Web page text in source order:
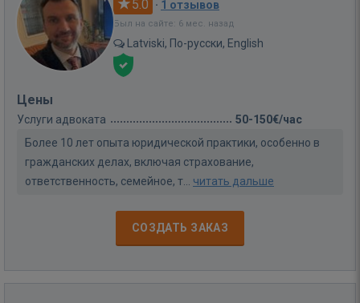
5.0 · 1 отзывов
Был на сайте: 6 мес. назад
Latviski, По-русски, English
Цены
Услуги адвоката
50-150€/час
Более 10 лет опыта юридической практики, особенно в
гражданских делах, включая страхование,
ответственность, семейное, т... читать дальше
СОЗДАТЬ ЗАКАЗ